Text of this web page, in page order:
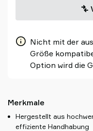
Nicht mit der
Größe
Option wird die
Merkmale
Hergestellt aus
effiziente Handhabung